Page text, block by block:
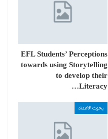
EFL Students’ Perceptions
towards using Storytelling
to develop their
Literacy…
بحوث الاعداد